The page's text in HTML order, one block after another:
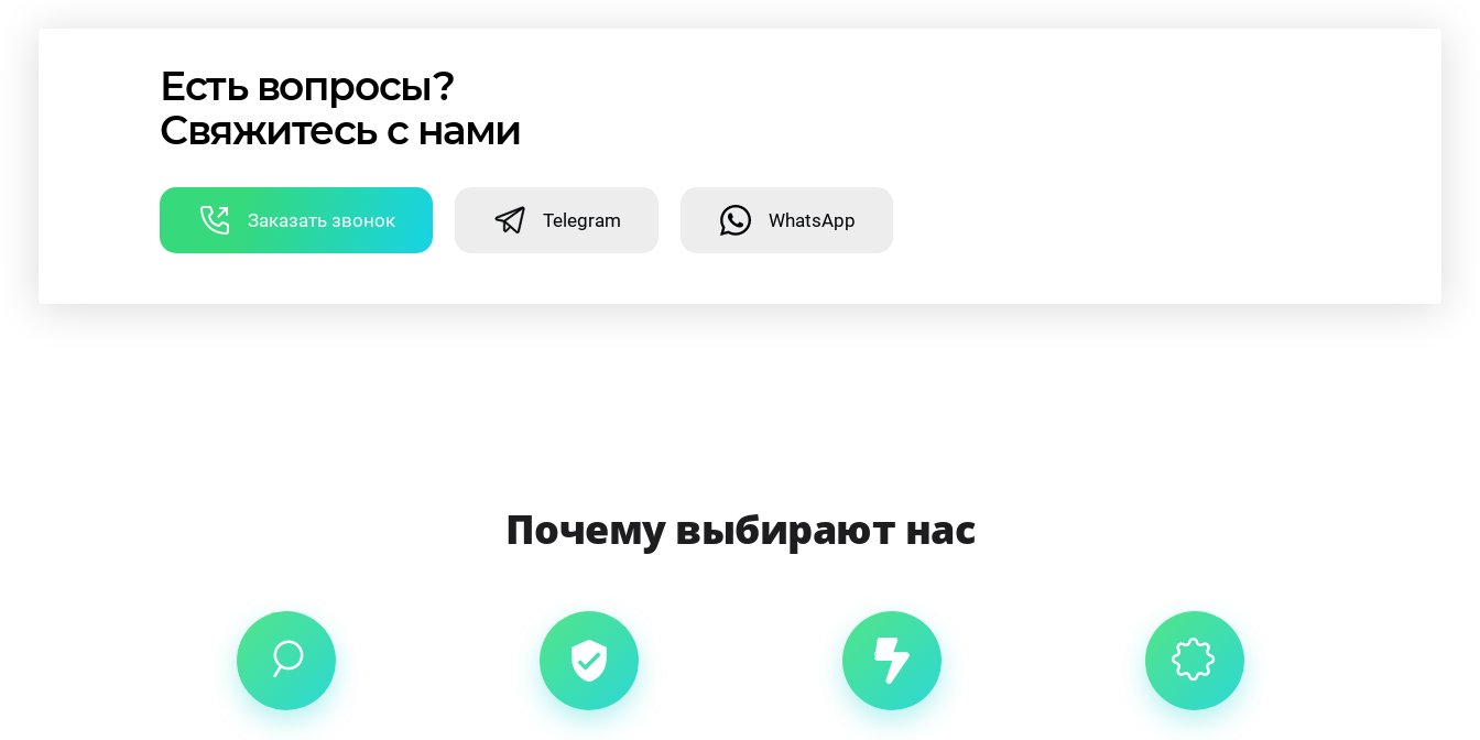
Есть вопросы?
Свяжитесь с нами
Заказать звонок Telegram WhatsApp
Почему выбирают нас